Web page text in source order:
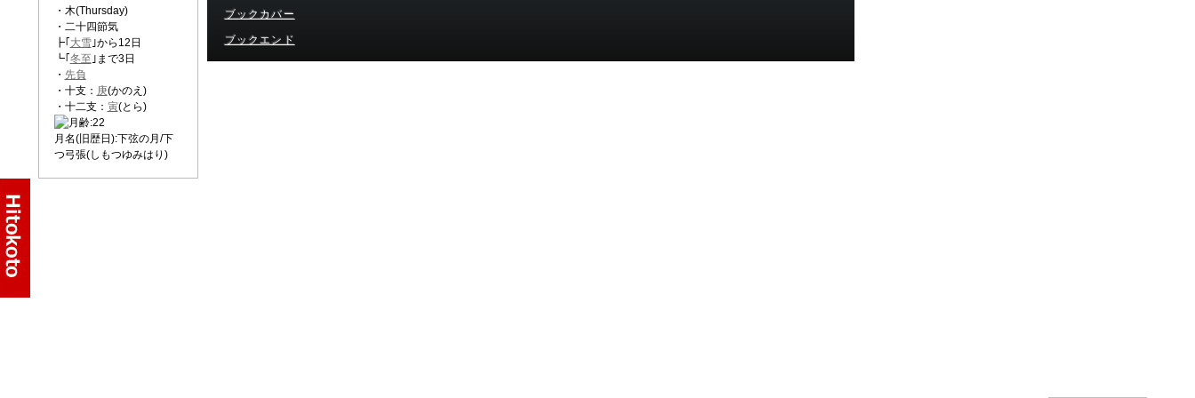
・木(Thursday)
・二十四節気
┣｢ 大雪｣から12日
┗｢ 冬至 ｣まで3日
・ 先負
・十支： 庚(かのえ)
・十二支： 寅(とら)
月名(旧歴日):下弦の月/下
つ弓張(しもつゆみはり)
ブックカバー
ブックエンド